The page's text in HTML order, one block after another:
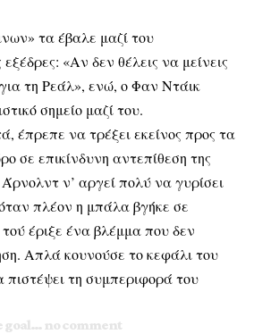
τα έβαλε μαζί του
«Αν δεν θέλεις να μείνεις
τη Ρεάλ», ενώ, ο Φαν Ντάικ
σημείο μαζί του.
έπρεπε να τρέξει εκείνος προς τα
σε επικίνδυνη αντεπίθεση της
ν’ αργεί πολύ να γυρίσει
πλέον η μπάλα βγήκε σε
έριξε ένα βλέμμα που δεν
Απλά κουνούσε το κεφάλι του
πιστέψει τη συμπεριφορά του
goal… no comment